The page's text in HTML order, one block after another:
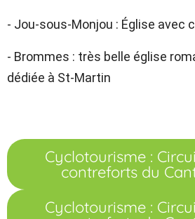
- Jou-sous-Monjou : Église avec
- Brommes : très belle église
dédiée à St-Martin
Cyclotourisme :
contreforts du
Cyclotourisme :